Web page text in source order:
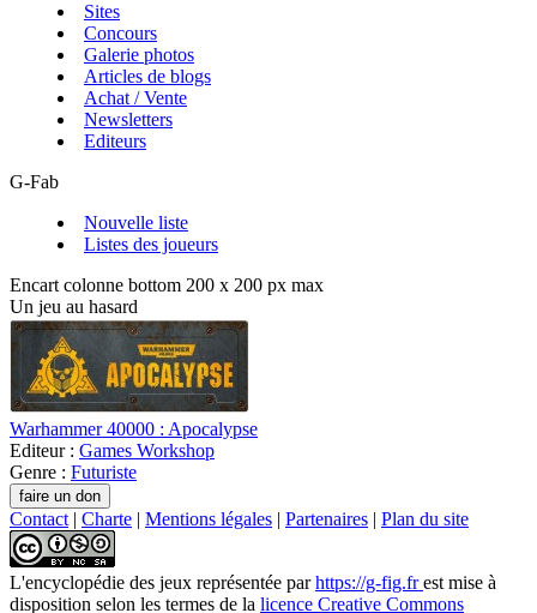
Sites
Concours
Galerie photos
Articles de blogs
Achat / Vente
Newsletters
Editeurs
G-Fab
Nouvelle liste
Listes des joueurs
Encart colonne bottom 200 x 200 px max
Un jeu au hasard
Warhammer 40000 : Apocalypse
Editeur : Games Workshop
Genre : Futuriste
Contact | Charte | Mentions légales | Partenaires | Plan du site
L'encyclopédie des jeux représentée parhttps://g-fig.frest mise à
disposition selon les termes de la licence Creative Commons